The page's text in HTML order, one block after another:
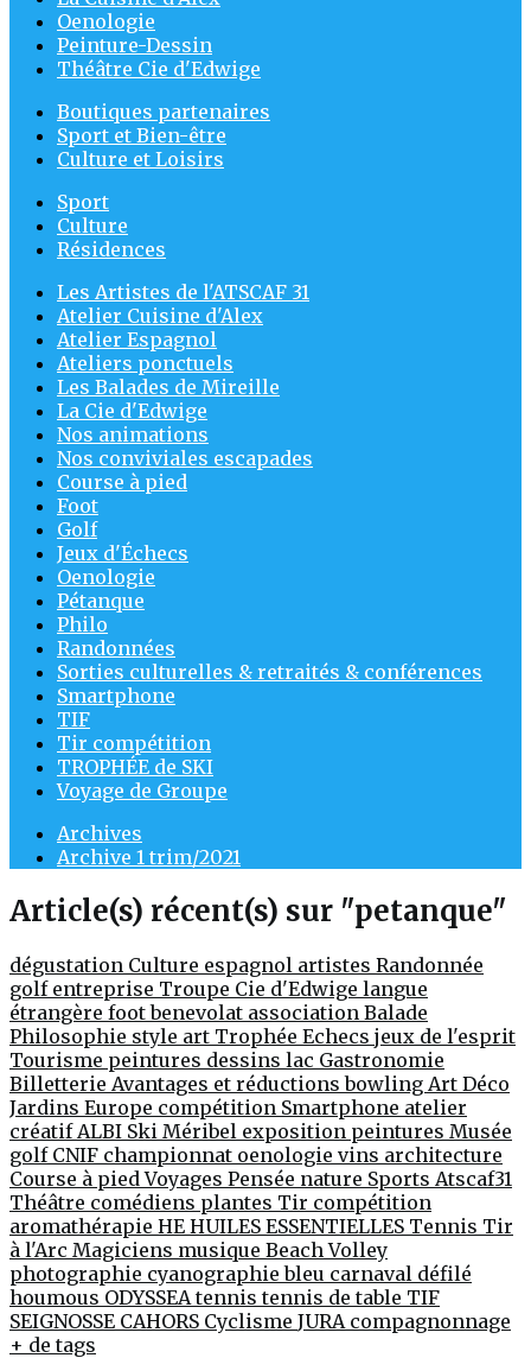
Oenologie
Peinture-Dessin
Théâtre Cie d'Edwige
Boutiques partenaires
Sport et Bien-être
Culture et Loisirs
Sport
Culture
Résidences
Les Artistes de l'ATSCAF 31
Atelier Cuisine d'Alex
Atelier Espagnol
Ateliers ponctuels
Les Balades de Mireille
La Cie d'Edwige
Nos animations
Nos conviviales escapades
Course à pied
Foot
Golf
Jeux d'Échecs
Oenologie
Pétanque
Philo
Randonnées
Sorties culturelles & retraités & conférences
Smartphone
TIF
Tir compétition
TROPHÉE de SKI
Voyage de Groupe
Archives
Archive 1 trim/2021
Article(s) récent(s) sur "petanque"
dégustation Culture espagnol artistes Randonnée
golf entreprise Troupe Cie d'Edwige langue
étrangère footbenevolat association Balade
Philosophie style art Trophée Echecs jeux de l'esprit
Tourisme peintures dessins lac Gastronomie
Billetterie Avantages et réductionsbowling Art Déco
Jardins Europe compétition Smartphone atelier
créatif ALBI Ski Méribel exposition peintures Musée
golf CNIF championnat oenologie vins architecture
Course à piedVoyages Pensée nature Sports Atscaf31
Théâtre comédiens plantes Tir compétition
aromathérapie HE HUILES ESSENTIELLES Tennis Tir
à l'Arc Magiciens musique Beach Volley
photographie cyanographiebleu carnaval défilé
houmous ODYSSEAtennistennis de table TIF
SEIGNOSSE CAHORS Cyclisme JURA compagnonnage
+ de tags